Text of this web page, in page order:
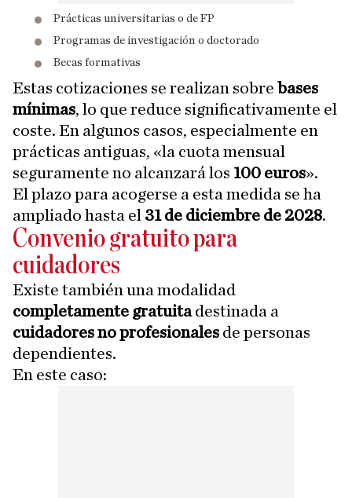
Prácticas universitarias o de FP
Programas de investigación o doctorado
Becas formativas
Estas cotizaciones se realizan sobre bases
mínimas, lo que reduce significativamente el
coste. En algunos casos, especialmente en
prácticas antiguas, «la cuota mensual
seguramente no alcanzará los 100 euros».
El plazo para acogerse a esta medida se ha
ampliado hasta el 31 de diciembre de 2028.
Convenio gratuito para
cuidadores
Existe también una modalidad
completamente gratuitadestinada a
cuidadores no profesionales de personas
dependientes.
En este caso: